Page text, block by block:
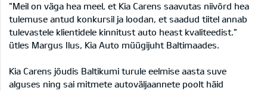
"Meil on väga hea meel, et Kia Carens saavutas niivõrd hea
tulemuse antud konkursil ja loodan, et saadud tiitel annab
tulevastele klientidele kinnitust auto heast kvaliteedist."
ütles Margus Ilus, Kia Auto müügijuht Baltimaades.
Kia Carens jõudis Baltikumi turule eelmise aasta suve
alguses ning sai mitmete autoväljaannete poolt häid